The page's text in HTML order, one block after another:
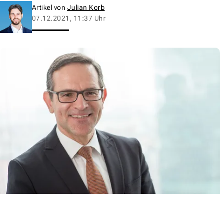
Artikel von Julian Korb
07.12.2021, 11:37 Uhr